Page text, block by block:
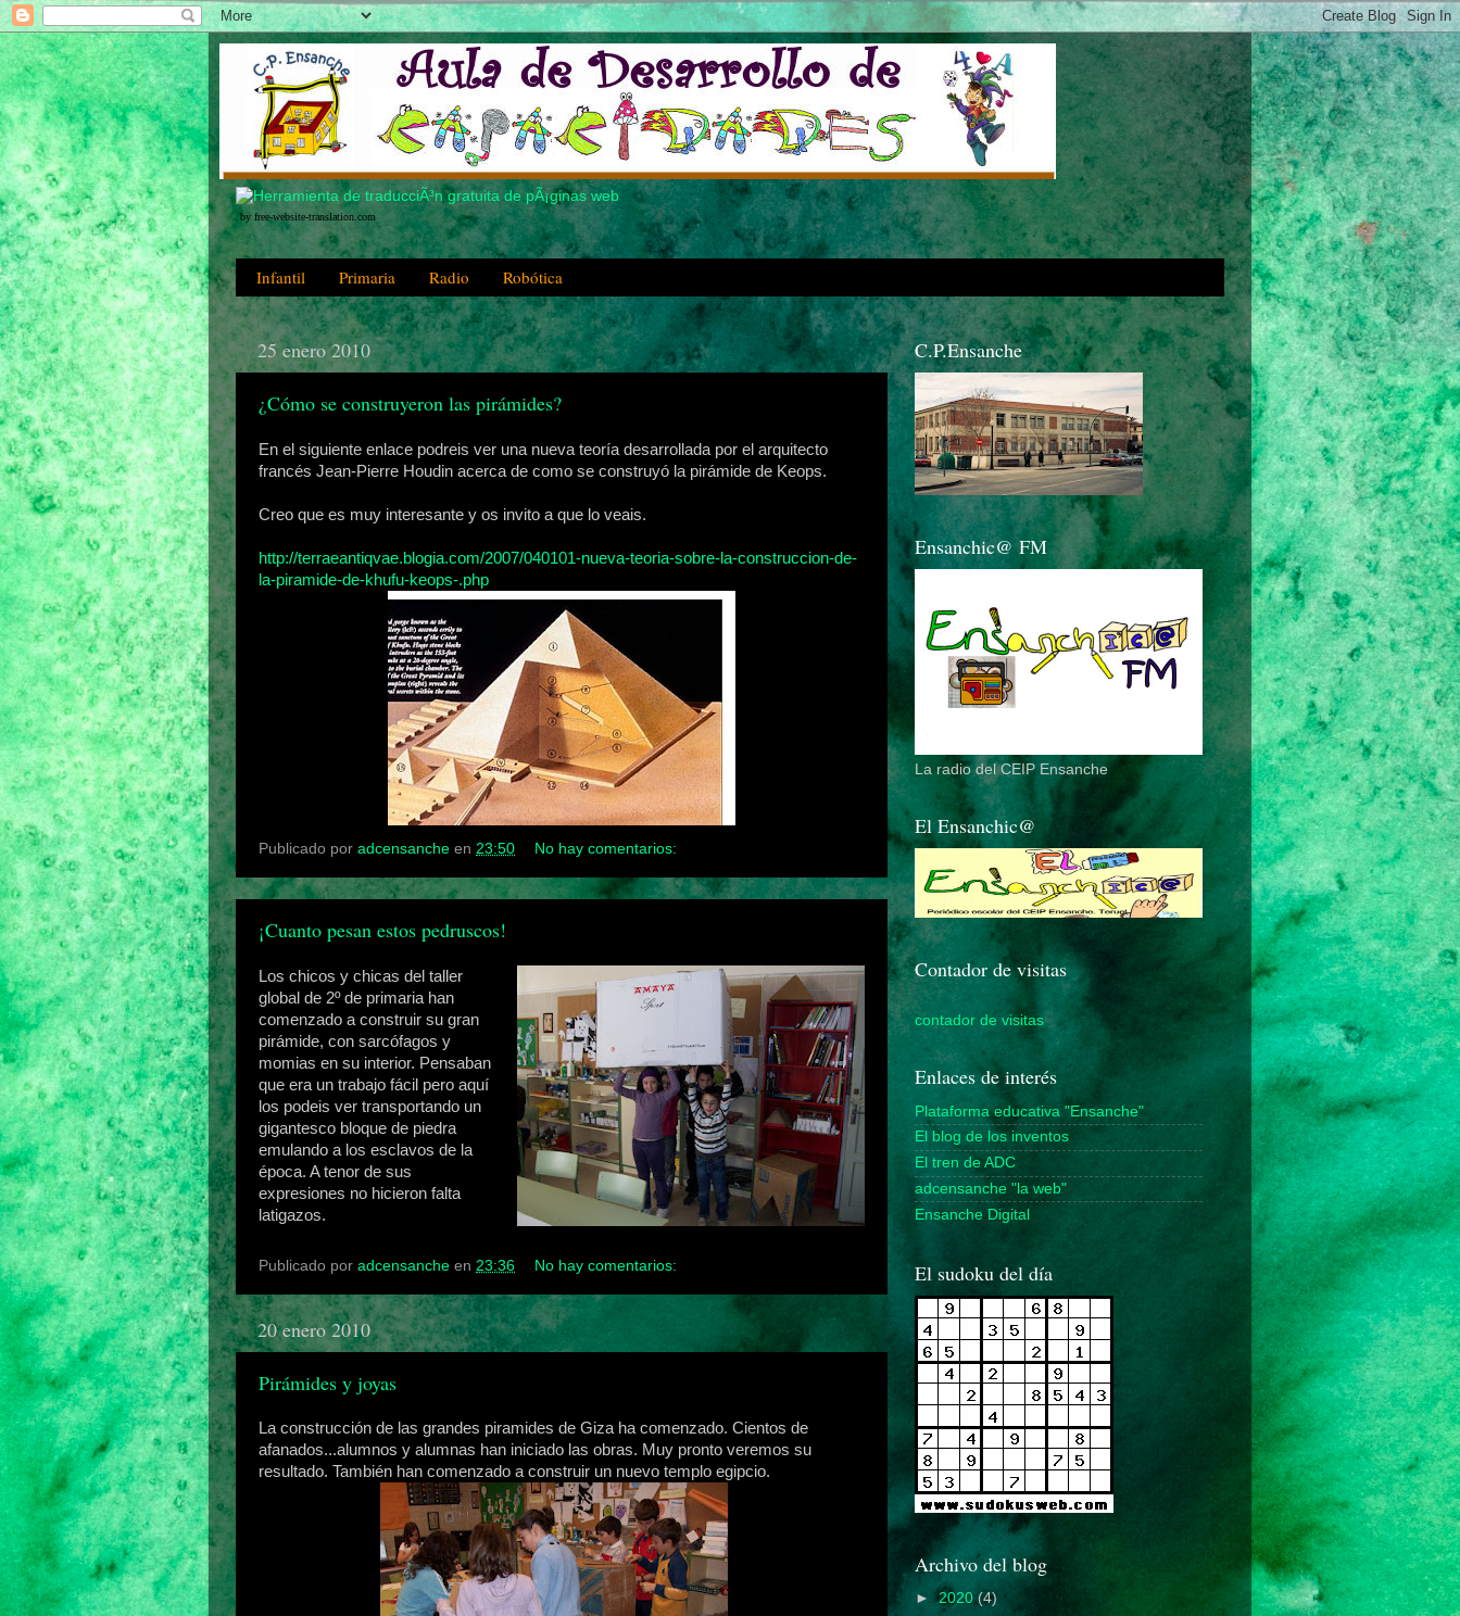
by free-website-translation.com
Infantil Primaria Radio Robótica
25 enero 2010
¿Cómo se construyeron las pirámides?
En el siguiente enlace podreis ver una nueva teoría desarrollada por el arquitecto
francés Jean-Pierre Houdin acerca de como se construyó la pirámide de Keops.
Creo que es muy interesante y os invito a que lo veais.
http://terraeantiqvae.blogia.com/2007/040101-nueva-teoria-sobre-la-construccion-de-
la-piramide-de-khufu-keops-.php
Publicado por adcensanche en 23:50 No hay comentarios:
¡Cuanto pesan estos pedruscos!
Los chicos y chicas del taller
global de 2º de primaria han
comenzado a construir su gran
pirámide, con sarcófagos y
momias en su interior. Pensaban
que era un trabajo fácil pero aquí
los podeis ver transportando un
gigantesco bloque de piedra
emulando a los esclavos de la
época. A tenor de sus
expresiones no hicieron falta
latigazos.
Publicado por adcensanche en 23:36 No hay comentarios:
20 enero 2010
Pirámides y joyas
La construcción de las grandes piramides de Giza ha comenzado. Cientos de
afanados...alumnos y alumnas han iniciado las obras. Muy pronto veremos su
resultado. También han comenzado a construir un nuevo templo egipcio.
C.P.Ensanche
Ensanchic@ FM
La radio del CEIP Ensanche
El Ensanchic@
Contador de visitas
contador de visitas
Enlaces de interés
Plataforma educativa "Ensanche"
El blog de los inventos
El tren de ADC
adcensanche "la web"
Ensanche Digital
El sudoku del día
Archivo del blog
►2020(4)